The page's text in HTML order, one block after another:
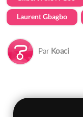
Laurent Gbagbo
Par Koaci